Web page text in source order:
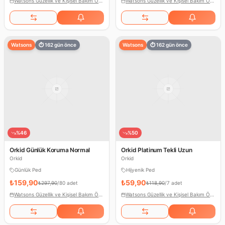
Watsons ⏱162gün önce
%46
Orkid Günlük Koruma Normal
Orkid
Günlük Ped
₺159,90₺297,90/80 adet
Watsons ⏱162gün önce
%50
Orkid Platinum Tekli Uzun
Orkid
Hijyenik Ped
₺59,90₺118,90/7 adet